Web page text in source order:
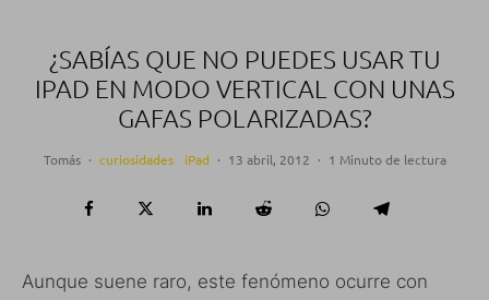
¿SABÍAS QUE NO PUEDES USAR TU
IPAD EN MODO VERTICAL CON UNAS
GAFAS POLARIZADAS?
Tomás · curiosidades iPad · 13 abril, 2012 · 1 Minuto de lectura
Aunque suene raro, este fenómeno ocurre con